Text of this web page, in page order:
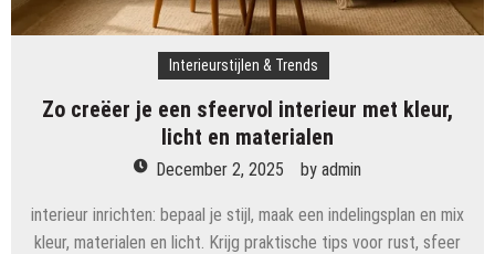
Interieurstijlen & Trends
Zo creëer je een sfeervol interieur met kleur,
licht en materialen
December 2, 2025 by admin
interieur inrichten: bepaal je stijl, maak een indelingsplan en mix
kleur, materialen en licht. Krijg praktische tips voor rust, sfeer